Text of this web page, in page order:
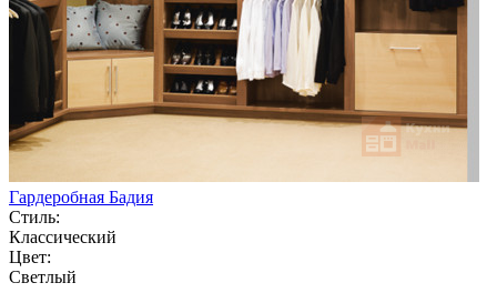
Гардеробная Бадия
Стиль:
Классический
Цвет:
Светлый